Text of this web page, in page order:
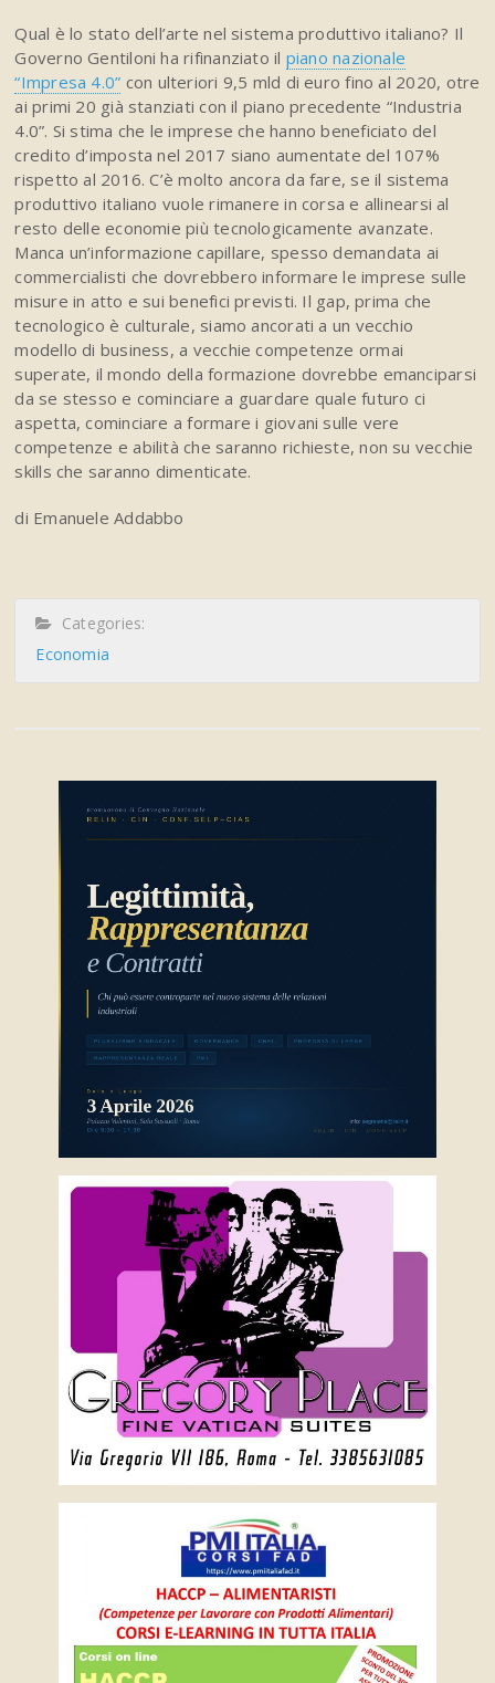
Qual è lo stato dell’arte nel sistema produttivo italiano? Il
Governo Gentiloni ha rifinanziato il piano nazionale
“Impresa 4.0” con ulteriori 9,5 mld di euro fino al 2020, otre
ai primi 20 già stanziati con il piano precedente “Industria
4.0”. Si stima che le imprese che hanno beneficiato del
credito d’imposta nel 2017 siano aumentate del 107%
rispetto al 2016. C’è molto ancora da fare, se il sistema
produttivo italiano vuole rimanere in corsa e allinearsi al
resto delle economie più tecnologicamente avanzate.
Manca un’informazione capillare, spesso demandata ai
commercialisti che dovrebbero informare le imprese sulle
misure in atto e sui benefici previsti. Il gap, prima che
tecnologico è culturale, siamo ancorati a un vecchio
modello di business, a vecchie competenze ormai
superate, il mondo della formazione dovrebbe emanciparsi
da se stesso e cominciare a guardare quale futuro ci
aspetta, cominciare a formare i giovani sulle vere
competenze e abilità che saranno richieste, non su vecchie
skills che saranno dimenticate.
di Emanuele Addabbo
Categories:
Economia